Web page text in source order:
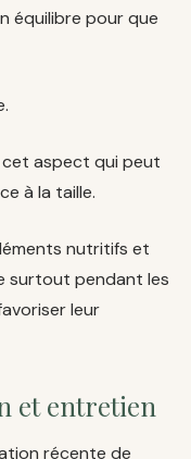
équilibre pour que
aspect qui peut
à la taille.
nutritifs et
surtout pendant les
leur
et entretien
récente de